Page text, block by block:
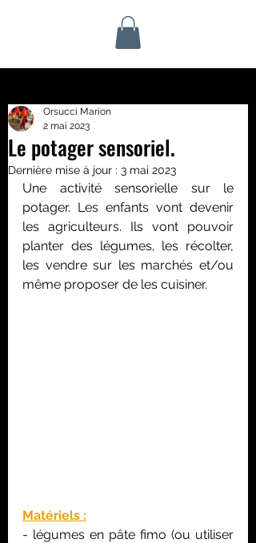
Le potager sensoriel.
Orsucci Marion
2 mai 2023
Dernière mise à jour : 3 mai 2023
Une activité sensorielle sur le
potager. Les enfants vont devenir
les agriculteurs. Ils vont pouvoir
planter des légumes, les récolter,
les vendre sur les marchés et/ou
même proposer de les cuisiner.
Matériels :
- légumes en pâte fimo (ou utiliser